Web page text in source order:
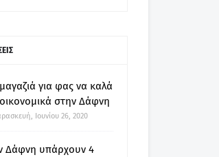
για φας να καλά
στην Δάφνη
Ιουνίου 26, 2020
Δάφνη υπάρχουν 4